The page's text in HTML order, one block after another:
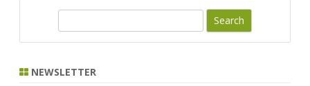
r
NEWSLETTER